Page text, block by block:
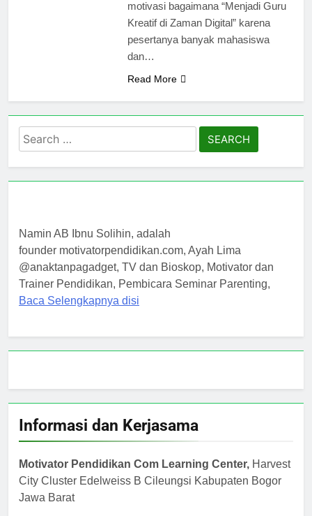
motivasi bagaimana “Menjadi Guru
Kreatif di Zaman Digital” karena
pesertanya banyak mahasiswa
dan…
Read More
Search
for:
Namin AB Ibnu Solihin, adalah
founder motivatorpendidikan.com, Ayah Lima
@anaktanpagadget, TV dan Bioskop, Motivator dan
Trainer Pendidikan, Pembicara Seminar Parenting,
Baca Selengkapnya disi
Informasi dan Kerjasama
Motivator Pendidikan Com Learning Center, Harvest
City Cluster Edelweiss B Cileungsi Kabupaten Bogor
Jawa Barat